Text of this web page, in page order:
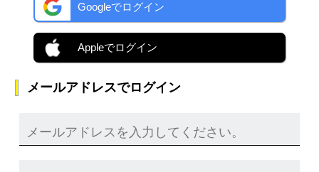
Googleでログイン
Appleでログイン
メールアドレスでログイン